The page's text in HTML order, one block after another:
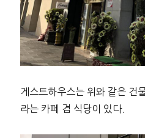
게스트하우스는 위와 같은 건
라는 카페 겸 식당이 있다.